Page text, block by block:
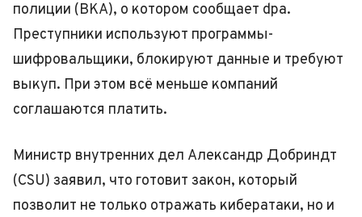
полиции (BKA), о котором сообщает dpa.
Преступники используют программы-
шифровальщики, блокируют данные и требуют
выкуп. При этом всё меньше компаний
соглашаются платить.
Министр внутренних дел Александр Добриндт
(CSU) заявил, что готовит закон, который
позволит не только отражать кибератаки, но и